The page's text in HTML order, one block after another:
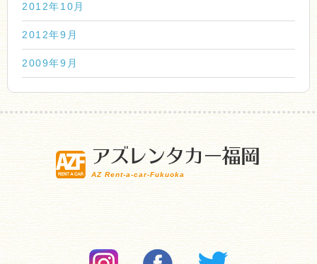
2012年10月
2012年9月
2009年9月
アズレンタカー福岡
AZ Rent-a-car-Fukuoka